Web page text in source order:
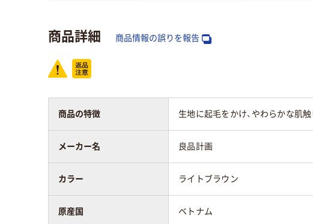
商品詳細 商品情報の誤りを報告
商品の特徴 生地に起毛をかけ、やわらかな肌
メーカー名 良品計画
カラー ライトブラウン
原産国 ベトナム